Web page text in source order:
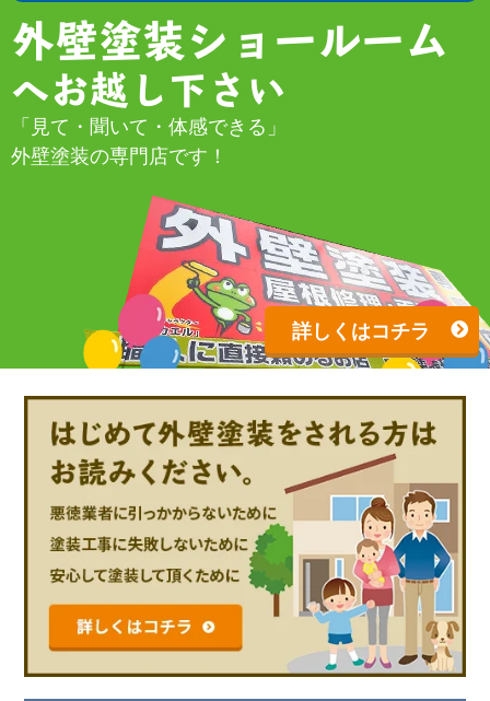
外壁塗装ショールーム
へお越し下さい
「見て・聞いて・体感できる」
外壁塗装の専門店です！
詳しくはコチラ